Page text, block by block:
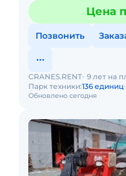
Цена
Позвонить
Обновлено сегодня
CRANES.RENT 9 лет на
Парк техники:136 единиц